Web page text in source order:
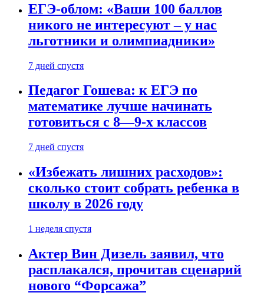
ЕГЭ-облом: «Ваши 100 баллов
никого не интересуют – у нас
льготники и олимпиадники»
7 дней спустя
Педагог Гошева: к ЕГЭ по
математике лучше начинать
готовиться с 8—9-х классов
7 дней спустя
«Избежать лишних расходов»:
сколько стоит собрать ребенка в
школу в 2026 году
1 неделя спустя
Актер Вин Дизель заявил, что
расплакался, прочитав сценарий
нового “Форсажа”